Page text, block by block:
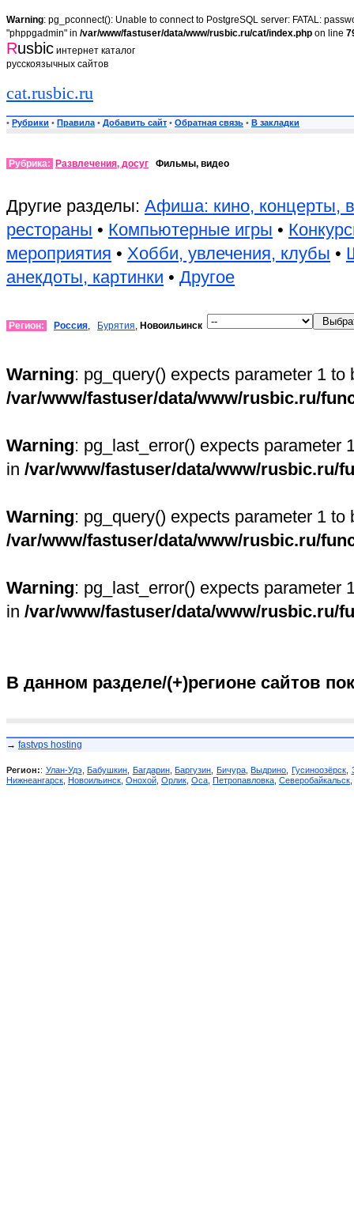
Warning: pg_pconnect(): Unable to connect to PostgreSQL server: FATAL:
"phppgadmin" in /var/www/fastuser/data/www/rusbic.ru/cat/index.php on line
Rusbic интернет каталог
русскоязычных сайтов
cat.rusbic.ru
• Рубрики • Правила • Добавить сайт • Обратная связь • В закладки
Рубрика: Развлечения, досуг Фильмы, видео
Другие разделы: Афиша: кино, концерты,
рестораны • Компьютерные игры •
мероприятия • Хобби, увлечения, клубы •
анекдоты, картинки • Другое
Регион: Россия, Бурятия, Новоильинск
Warning: pg_query() expects parameter 1
/var/www/fastuser/data/www/rusbic.ru/
Warning: pg_last_error() expects parameter
in /var/www/fastuser/data/www/rusbic.ru/
Warning: pg_query() expects parameter 1
/var/www/fastuser/data/www/rusbic.ru/
Warning: pg_last_error() expects parameter
in /var/www/fastuser/data/www/rusbic.ru/
В данном разделе/(+)регионе сайтов
→ fastvps hosting
Регион:: Улан-Удэ ,Бабушкин Багдарин,Баргузин Бичура,Выдрино Гусиноозёрск,
Нижнеангарск Новоильинск Онохой Орлик Оса Петропавловка Северобайкальск